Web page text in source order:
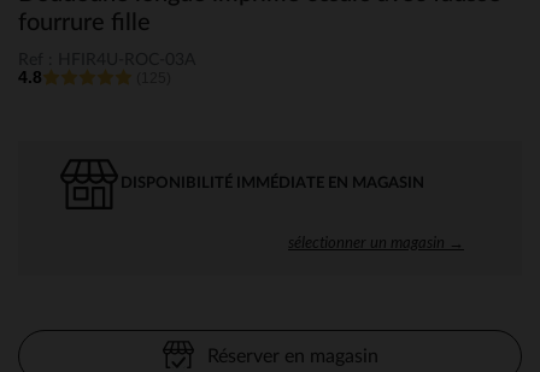
fourrure fille
4.8
DISPONIBILITÉ IMMÉDIATE EN MAGASIN
sélectionner un magasin →
Réserver en magasin